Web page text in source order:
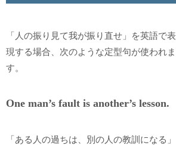
「人の振り見て我が振り直せ」を英語で表
現する場合、次のような定型句が使われま
す。
One man’s fault is another’s lesson.
「ある人の過ちは、別の人の教訓になる」